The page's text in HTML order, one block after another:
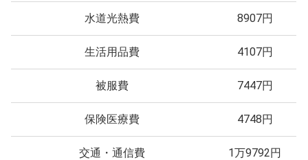
水道光熱費 8907円
生活用品費 4107円
被服費 7447円
保険医療費 4748円
交通・通信費 1万9792円